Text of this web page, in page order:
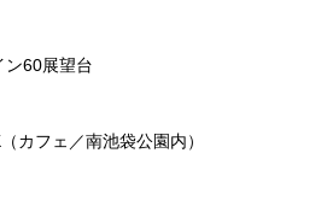
ン60展望台
カフェ／南池袋公園内）